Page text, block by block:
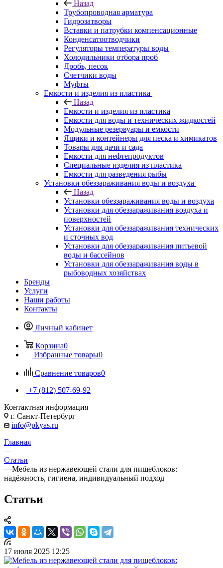
Назад
Трубопроводная арматура
Гидрозатворы
Вставки и патрубки компенсационные
Конденсатоотводчики
Регуляторы температуры воды
Холодильники отбора проб
Дробь, песок
Счетчики воды
Муфты
Емкости и изделия из пластика
Назад
Емкости и изделия из пластика
Емкости для воды и технических жидкостей
Модульные резервуары и емкости
Ящики и контейнеры для песка и химикатов
Товары для дачи и сада
Емкости для нефтепродуктов
Специальные изделия из пластика
Емкости для разведения рыбы
Установки обеззараживания воды и воздуха
Назад
Установки обеззараживания воды и воздуха
Установки для обеззараживания воздуха и
поверхностей
Установки для обеззараживания технических
и сточных вод
Установки для обеззараживания питьевой
воды и бассейнов
Установки для обеззараживания воды в
рыбоводных хозяйствах
Бренды
Услуги
Наши работы
Контакты
Личный кабинет
Корзина0
Избранные товары0
Сравнение товаров0
+7 (812) 507-69-92
Контактная информация
г. Санкт-Петербург
info@pkyas.ru
Главная
—
Статьи
—Мебель из нержавеющей стали для пищеблоков:
надёжность, гигиена, индивидуальный подход
Статьи
17 июля 2025 12:25